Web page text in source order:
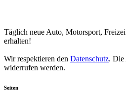
Täglich neue Auto, Motorsport,
erhalten!
Wir respektieren den Datenschutz. Die
widerrufen werden.
Seiten